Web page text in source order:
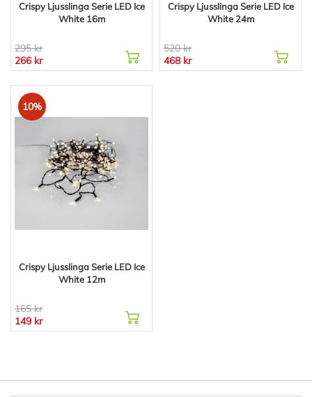
Crispy Ljusslinga Serie LED Ice
White 16m
295 kr
266 kr
Crispy Ljusslinga Serie LED Ice
White 24m
520 kr
468 kr
10%
Crispy Ljusslinga Serie LED Ice
White 12m
165 kr
149 kr